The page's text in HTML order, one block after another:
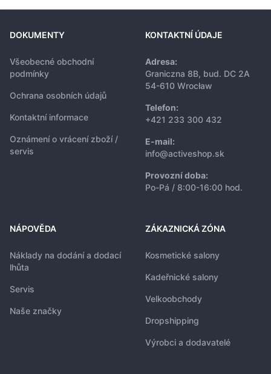
DOKUMENTY
Všeobecné obchodní
podmínky
Ochrana osobních údajů
Kontaktní informace
Oznámení o vrácení zboží /
servis
KONTAKTNÍ ÚDAJE
Adresa:
Graniczna 8B, bud. DC 2A
54-610 Wrocław
Telefon:
+421 233 300 432
E-mail:
info@activeshop.sk
Provozní doba:
Po-Pá / 8:00-16:00 hod.
NÁPOVĚDA
Náklady na dodání a dodací
lhůta
Servis
Naše značky
ZÁKAZNICKÁ ZÓNA
Kosmetické salony
Kadeřnické salony
Velkoobchody
Dropshipping
Výrobci a dodavatelé